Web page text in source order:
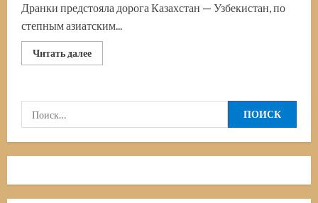
Дранки предстояла дорога Казахстан — Узбекистан, по
степным азиатским...
Читать далееПрочитать
больше
Узбекистан.
шестая.
Пустынно
Найти: